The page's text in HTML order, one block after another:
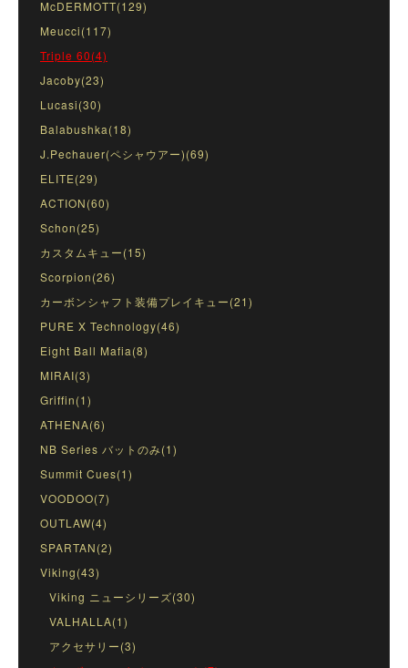
McDERMOTT(129)
Meucci(117)
Triple 60(4)
Jacoby(23)
Lucasi(30)
Balabushka(18)
J.Pechauer(ペシャウアー)(69)
ELITE(29)
ACTION(60)
Schon(25)
カスタムキュー(15)
Scorpion(26)
カーボンシャフト装備プレイキュー(21)
PURE X Technology(46)
Eight Ball Mafia(8)
MIRAI(3)
Griffin(1)
ATHENA(6)
NB Series バットのみ(1)
Summit Cues(1)
VOODOO(7)
OUTLAW(4)
SPARTAN(2)
Viking(43)
Viking ニューシリーズ(30)
VALHALLA(1)
アクセサリー(3)